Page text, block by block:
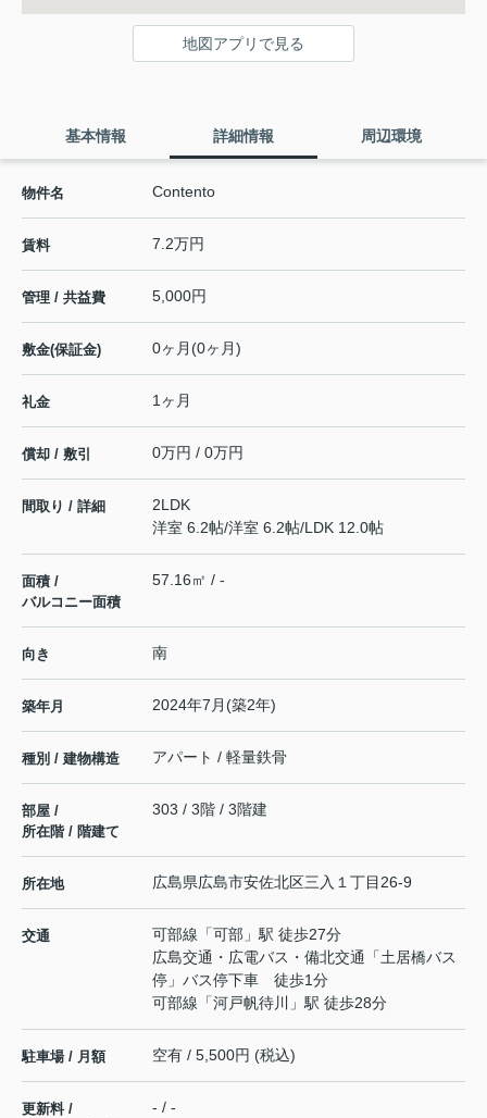
地図アプリで見る
基本情報 詳細情報 周辺環境
物件名 Contento
賃料 7.2万円
管理 / 共益費 5,000円
敷金(保証金) 0ヶ月(0ヶ月)
礼金 1ヶ月
償却 / 敷引 0万円 / 0万円
間取り / 詳細
2LDK
洋室 6.2帖/洋室 6.2帖/LDK 12.0帖
面積 /
バルコニー面積
57.16㎡ / -
向き 南
築年月 2024年7月(築2年)
種別 / 建物構造 アパート / 軽量鉄骨
部屋 /
所在階 / 階建て
303 / 3階 / 3階建
所在地 広島県広島市安佐北区三入 １丁目26-9
交通 可部線 「可部 」駅 徒歩27分
広島交通・広電バス・備北交通「土居橋バス
停」バス停下車 徒歩1分
可部線 「河戸帆待川 」駅 徒歩28分
駐車場 / 月額 空有 / 5,500円 (税込)
更新料 /
- / -